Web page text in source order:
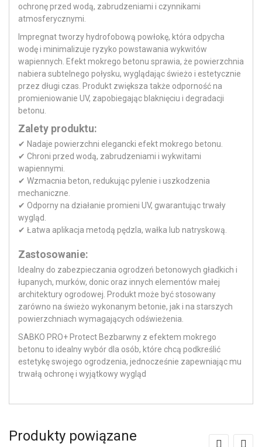
ochronę przed wodą, zabrudzeniami i czynnikami
atmosferycznymi.
Impregnat tworzy hydrofobową powłokę, która odpycha
wodę i minimalizuje ryzyko powstawania wykwitów
wapiennych. Efekt mokrego betonu sprawia, że powierzchnia
nabiera subtelnego połysku, wyglądając świeżo i estetycznie
przez długi czas. Produkt zwiększa także odporność na
promieniowanie UV, zapobiegając blaknięciu i degradacji
betonu.
Zalety produktu:
✔ Nadaje powierzchni elegancki efekt mokrego betonu.
✔ Chroni przed wodą, zabrudzeniami i wykwitami
wapiennymi.
✔ Wzmacnia beton, redukując pylenie i uszkodzenia
mechaniczne.
✔ Odporny na działanie promieni UV, gwarantując trwały
wygląd.
✔ Łatwa aplikacja metodą pędzla, wałka lub natryskową.
Zastosowanie:
Idealny do zabezpieczania ogrodzeń betonowych gładkich i
łupanych, murków, donic oraz innych elementów małej
architektury ogrodowej. Produkt może być stosowany
zarówno na świeżo wykonanym betonie, jak i na starszych
powierzchniach wymagających odświeżenia.
SABKO PRO+ Protect Bezbarwny z efektem mokrego
betonu to idealny wybór dla osób, które chcą podkreślić
estetykę swojego ogrodzenia, jednocześnie zapewniając mu
trwałą ochronę i wyjątkowy wygląd
Produkty powiązane